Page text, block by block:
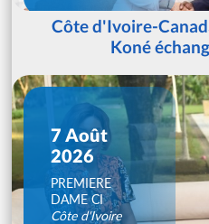
Côte d'Ivoire-
Koné
7 Août
2026
PREMIERE
DAME CI
Côte d'Ivoire